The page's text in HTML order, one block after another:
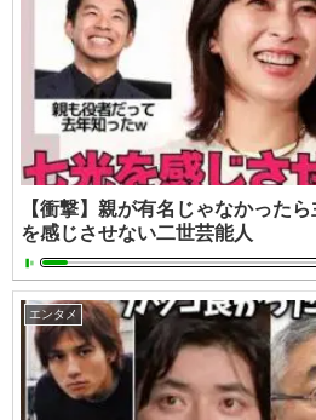
【衝撃】親が有名じゃなかった
を感じさせない二世芸能人
エンタメ